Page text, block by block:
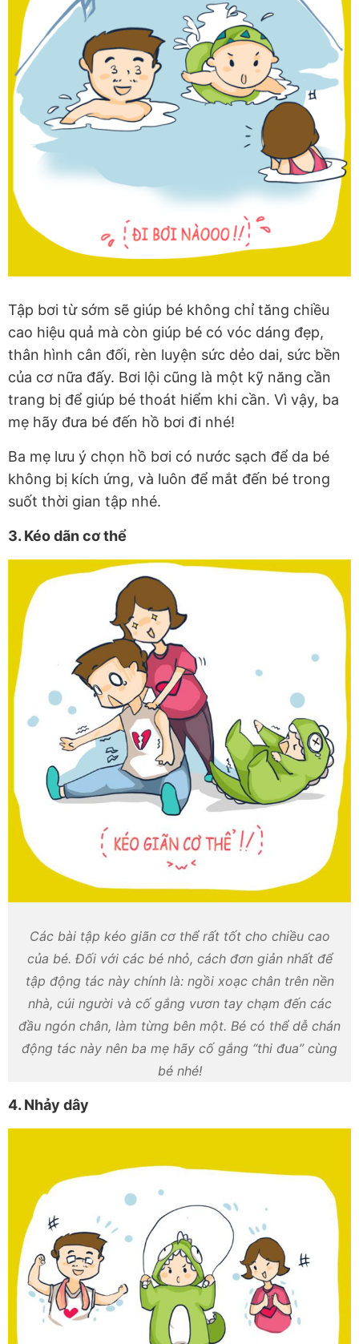
Tập bơi từ sớm sẽ giúp bé không chỉ tăng chiều
cao hiệu quả mà còn giúp bé có vóc dáng đẹp,
thân hình cân đối, rèn luyện sức dẻo dai, sức bền
của cơ nữa đấy. Bơi lội cũng là một kỹ năng cần
trang bị để giúp bé thoát hiểm khi cần. Vì vậy, ba
mẹ hãy đưa bé đến hồ bơi đi nhé!
Ba mẹ lưu ý chọn hồ bơi có nước sạch để da bé
không bị kích ứng, và luôn để mắt đến bé trong
suốt thời gian tập nhé.
3. Kéo dãn cơ thể
Các bài tập kéo giãn cơ thể rất tốt cho chiều cao
của bé. Đối với các bé nhỏ, cách đơn giản nhất để
tập động tác này chính là: ngồi xoạc chân trên nền
nhà, cúi người và cố gắng vươn tay chạm đến các
đầu ngón chân, làm từng bên một. Bé có thể dễ chán
động tác này nên ba mẹ hãy cố gắng “thi đua” cùng
bé nhé!
4. Nhảy dây